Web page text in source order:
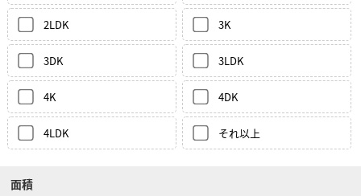
2LDK 3K
3DK 3LDK
4K 4DK
4LDK それ以上
面積